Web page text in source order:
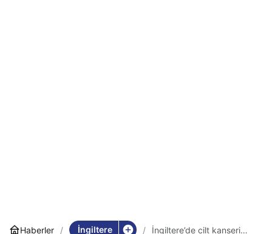
Haberler İngiltere
İngiltere’de cilt kanseri